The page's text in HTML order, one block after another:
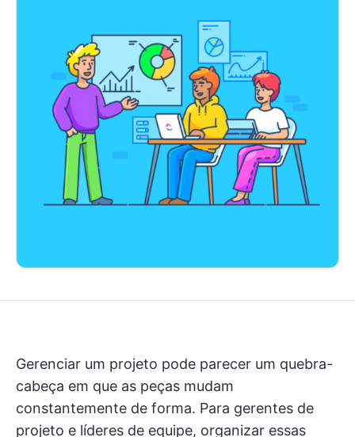
Gerenciar um projeto pode parecer um quebra-
cabeça em que as peças mudam
constantemente de forma. Para gerentes de
projeto e líderes de equipe, organizar essas